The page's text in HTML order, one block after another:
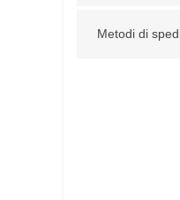
Metodi di